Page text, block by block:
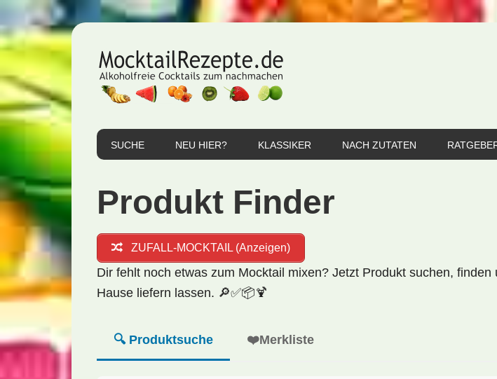
Hauptnavigation
springen
Inhalt
springen
Seitenspalte
springen
SUCHE NEU HIER? KLASSIKER NACH ZUTATEN
Produkt Finder
ZUFALL-MOCKTAIL (Anzeigen)
Dir fehlt noch etwas zum Mocktail mixen? Jetzt Produkt suchen, finden
Hause liefern lassen. 🔎✅📦🍹
🔍 Produktsuche ❤️Merkliste